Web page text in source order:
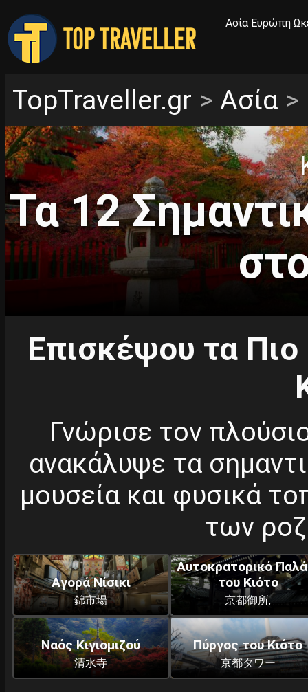
Ασία Ευρώπη
TopTraveller.gr > Ασία >
Τα 12
Επισκέψου τα
Γνώρισε τον
ανακάλυψε τα
μουσεία και φυσικά
των
Αγορά Νίσικι
錦市場
Αυτοκρατορικό
του Κιότο
京都御所,
Ναός Κιγιομιζού
清水寺
Πύργος του Κιότο
京都タワー